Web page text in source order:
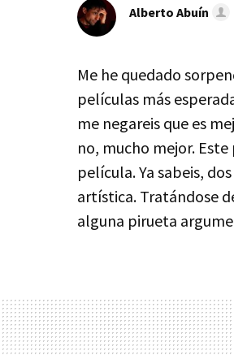
Alberto Abuín
Me he quedado
películas más
me negareis que es
no, mucho mejor.
película. Ya sabeis,
artística. Tratándose
alguna pirueta